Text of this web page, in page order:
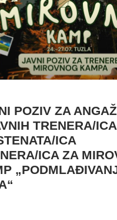
POZIV ZA
TRENERA/
ICA
ICA ZA